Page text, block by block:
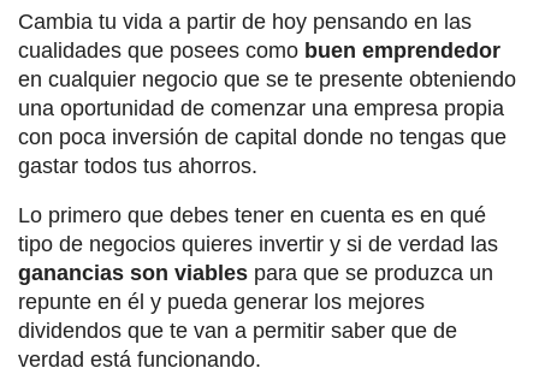
Cambia tu vida a partir de hoy pensando en las
cualidades que posees como buen emprendedor
en cualquier negocio que se te presente obteniendo
una oportunidad de comenzar una empresa propia
con poca inversión de capital donde no tengas que
gastar todos tus ahorros.
Lo primero que debes tener en cuenta es en qué
tipo de negocios quieres invertir y si de verdad las
ganancias son viables para que se produzca un
repunte en él y pueda generar los mejores
dividendos que te van a permitir saber que de
verdad está funcionando.